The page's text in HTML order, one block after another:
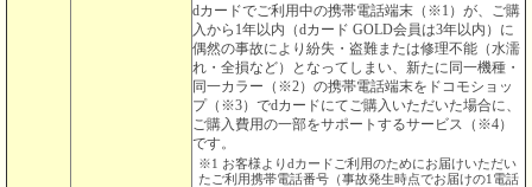
dカードでご利用中の携帯電話端末（※1）が、ご購
入から1年以内（dカード GOLD会員は3年以内）に
偶然の事故により紛失・盗難または修理不能（水濡
れ・全損など）となってしまい、新たに同一機種・
同一カラー（※2）の携帯電話端末をドコモショッ
プ（※3）でdカードにてご購入いただいた場合に、
ご購入費用の一部をサポートするサービス（※4）
です。
※1 お客様よりdカードご利用のためにお届けいただい
たご利用携帯電話番号（事故発生時点でお届けの1電話